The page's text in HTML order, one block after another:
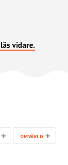
vidare.
+ OMVÄRLD +